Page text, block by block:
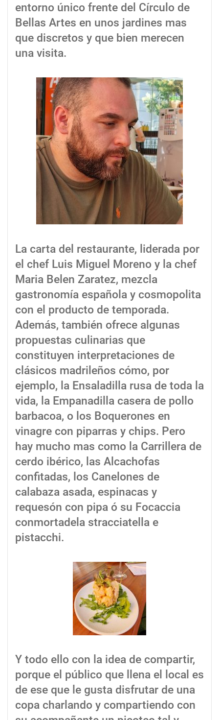
entorno único frente del Círculo de
Bellas Artes en unos jardines mas
que discretos y que bien merecen
una visita.
La carta del restaurante, liderada por
el chef Luis Miguel Moreno y la chef
Maria Belen Zaratez, mezcla
gastronomía española y cosmopolita
con el producto de temporada.
Además, también ofrece algunas
propuestas culinarias que
constituyen interpretaciones de
clásicos madrileños cómo, por
ejemplo, la Ensaladilla rusa de toda la
vida, la Empanadilla casera de pollo
barbacoa, o los Boquerones en
vinagre con piparras y chips. Pero
hay mucho mas como la Carrillera de
cerdo ibérico, las Alcachofas
confitadas, los Canelones de
calabaza asada, espinacas y
requesón con pipa ó su Focaccia
conmortadela stracciatella e
pistacchi.
Y todo ello con la idea de compartir,
porque el público que llena el local es
de ese que le gusta disfrutar de una
copa charlando y compartiendo con